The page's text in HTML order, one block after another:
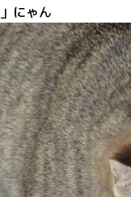
」にゃん